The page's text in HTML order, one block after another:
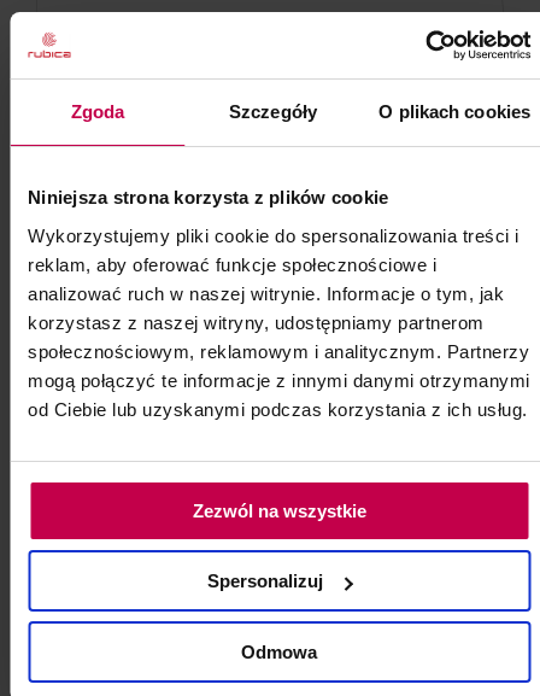
Zgoda Szczegóły O plikach cookies
Niniejsza strona korzysta z plików cookie
Wykorzystujemy pliki cookie do spersonalizowania treści i
reklam, aby oferować funkcje społecznościowe i
analizować ruch w naszej witrynie. Informacje o tym, jak
korzystasz z naszej witryny, udostępniamy partnerom
społecznościowym, reklamowym i analitycznym. Partnerzy
mogą połączyć te informacje z innymi danymi otrzymanymi
od Ciebie lub uzyskanymi podczas korzystania z ich usług.
Zezwól na wszystkie
Spersonalizuj
Odmowa
Zabezpieczają skórę przed zafarbowaniem.
Kod: 5000N